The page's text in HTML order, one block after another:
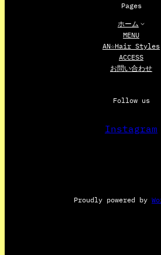
Pages
ホーム
MENU
AN☆Hair Styles
ACCESS
お問い合わせ
Follow us
Instagram
Proudly powered by